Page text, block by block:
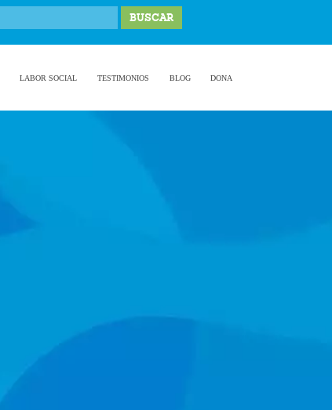
LABOR SOCIAL TESTIMONIOS BLOG DONA